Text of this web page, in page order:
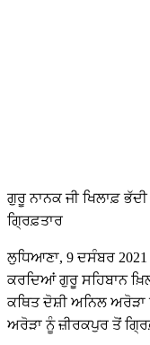
ਗੁਰੂ ਨਾਨਕ ਜੀ ਖਿਲਾਫ਼
ਗ੍ਰਿਫ਼ਤਾਰ
ਲੁਧਿਆਣਾ, 9 ਦਸੰਬਰ
ਕਰਦਿਆਂ ਗੁਰੂ ਸਹਿਬਾਨ
ਕਥਿਤ ਦੋਸ਼ੀ ਅਨਿਲ
ਅਰੋੜਾ ਨੂੰ ਜ਼ੀਰਕਪੁਰ ਤੋਂ